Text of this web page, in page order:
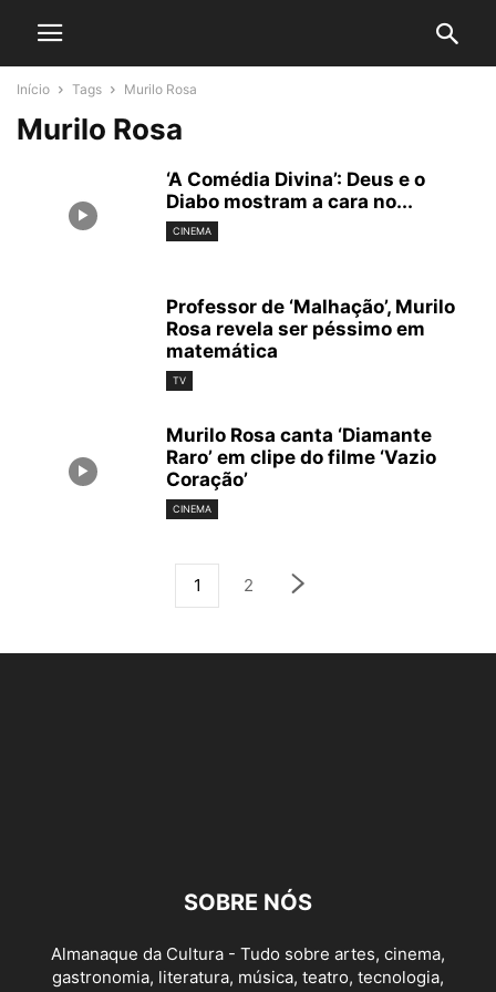
Início Tags Murilo Rosa
Murilo Rosa
‘A Comédia Divina’: Deus e o
Diabo mostram a cara no...
CINEMA
Professor de ‘Malhação’, Murilo
Rosa revela ser péssimo em
matemática
TV
Murilo Rosa canta ‘Diamante
Raro’ em clipe do filme ‘Vazio
Coração’
CINEMA
1 2
SOBRE NÓS
Almanaque da Cultura - Tudo sobre artes, cinema,
gastronomia, literatura, música, teatro, tecnologia,